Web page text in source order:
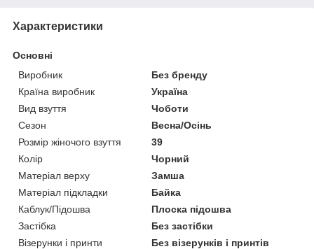
Характеристики
Основні
Виробник
Без бренду
Країна виробник
Україна
Вид взуття
Чоботи
Сезон
Весна/Осінь
Розмір жіночого взуття
39
Колір
Чорний
Матеріал верху
Замша
Матеріал підкладки
Байка
Каблук/Підошва
Плоска підошва
Застібка
Без застібки
Візерунки і принти
Без візерунків і принтів